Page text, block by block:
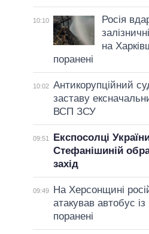
10:10
Росія
на
поранені
10:02 Антикорупційний
заставу
ВСП ЗСУ
09:51
Експосолці
Стефанішиній
захід
09:49
На Херсонщині
атакував автобус
поранені